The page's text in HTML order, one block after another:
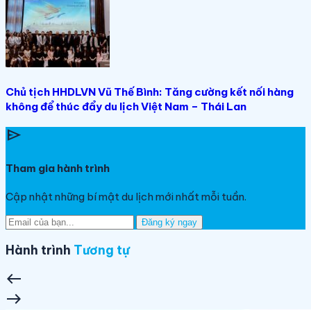
Chủ tịch HHDLVN Vũ Thế Bình: Tăng cường kết nối hàng
không để thúc đẩy du lịch Việt Nam – Thái Lan
send
Tham gia hành trình
Cập nhật những bí mật du lịch mới nhất mỗi tuần.
Đăng ký ngay
Hành trình Tương tự
west
east